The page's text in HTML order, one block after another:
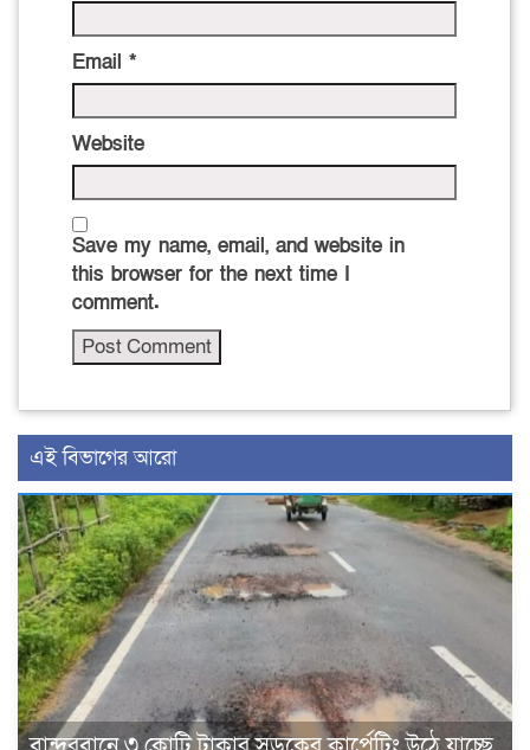
Email *
Website
Save my name, email, and website in
this browser for the next time I
comment.
এই বিভাগের আরো